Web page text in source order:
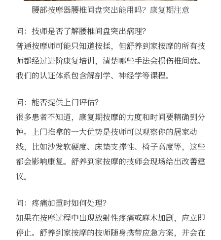
腰部按摩器腰椎间盘突出能用吗？康复期注意
问：技师是否了解腰椎间盘突出病理？
普通按摩师可能只知道按揉，但舒养到家按摩的所有技
师都经过进阶康复培训，清楚哪些手法会损伤椎间盘。
我们的认证体系包含解剖学、神经学等课程。
问：能否提供上门评估？
很多患者不知道，康复期按摩的力度和时间要精确到分
钟。上门推拿的一大优势是技师可以观察你的居家动
线，比如沙发软硬度、床垫支撑性、椅子高度等，这些
都会影响康复。舒养到家按摩的技师会现场给出改善建
议。
问：疼痛加重时如何处理？
如果在按摩过程中出现放射性疼痛或麻木加剧，应立即
停止。舒养到家按摩的技师随身携带应急方案，并会在